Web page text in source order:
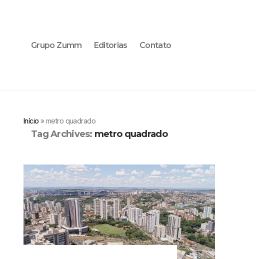
Grupo Zumm Editorias Contato
Início »metro quadrado
Tag Archives: metro quadrado